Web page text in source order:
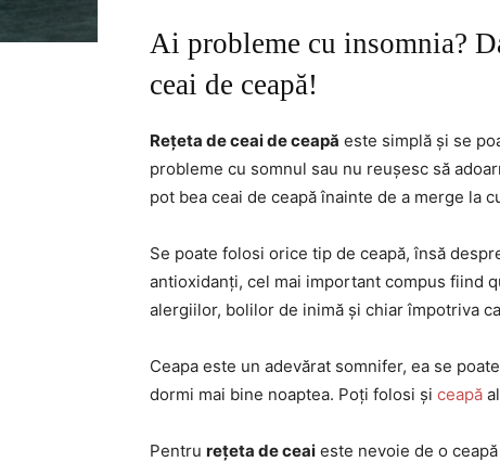
Ai probleme cu insomnia?
ceai de ceapă!
Rețeta de ceai de ceapă este simplă și se
probleme cu somnul sau nu reușesc să
pot bea ceai de ceapă înainte de a merge la
Se poate folosi orice tip de ceapă, însă
antioxidanți, cel mai important compus fiind
alergiilor, bolilor de inimă și chiar împotriva
Ceapa este un adevărat somnifer, ea se
dormi mai bine noaptea. Poți folosi și ceapă
Pentru rețeta de ceai este nevoie de o